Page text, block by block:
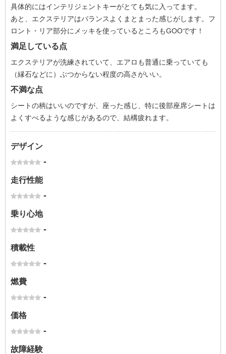
具体的にはインテリジェントキーがとても気に入ってます。
あと、エクステリアはバランスよくまとまった感じがします。フ
ロント・リア部分にメッキを使っているところもGOOです！
満足している点
エクステリアが洗練されていて、エアロも普通に乗っていても
（縁石などに）ぶつからない程度の高さがいい。
不満な点
シートの柄はいいのですが、座った感じ、特に後部座席シートは
よくすべるような感じがあるので、結構疲れます。
デザイン
-
走行性能
-
乗り心地
-
積載性
-
燃費
-
価格
-
故障経験